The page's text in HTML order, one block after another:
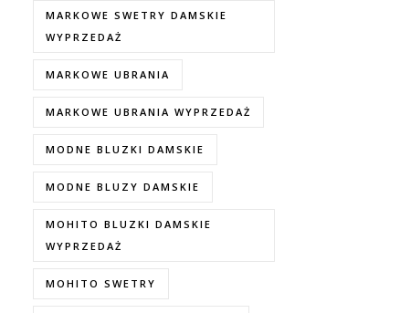
MARKOWE SWETRY DAMSKIE
WYPRZEDAŻ
MARKOWE UBRANIA
MARKOWE UBRANIA WYPRZEDAŻ
MODNE BLUZKI DAMSKIE
MODNE BLUZY DAMSKIE
MOHITO BLUZKI DAMSKIE
WYPRZEDAŻ
MOHITO SWETRY